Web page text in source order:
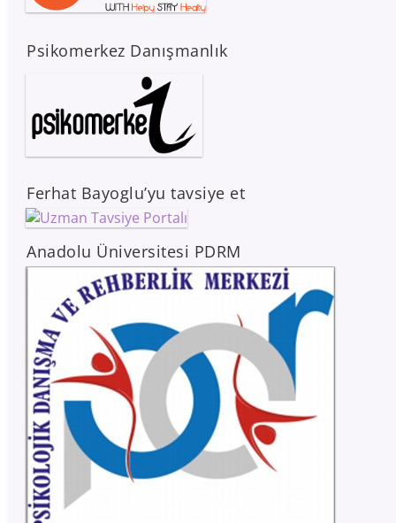
Psikomerkez Danışmanlık
Ferhat Bayoglu’yu tavsiye et
Anadolu Üniversitesi PDRM